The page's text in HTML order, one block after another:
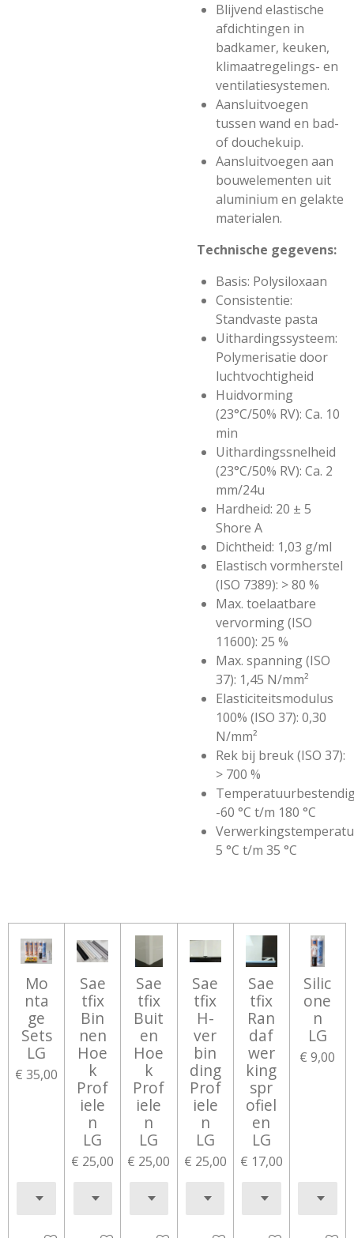
Blijvend elastische
afdichtingen in
badkamer, keuken,
klimaatregelings- en
ventilatiesystemen.
Aansluitvoegen
tussen wand en bad-
of douchekuip.
Aansluitvoegen aan
bouwelementen uit
aluminium en gelakte
materialen.
Technische gegevens:
Basis: Polysiloxaan
Consistentie:
Standvaste pasta
Uithardingssysteem:
Polymerisatie door
luchtvochtigheid
Huidvorming
(23°C/50% RV): Ca. 10
min
Uithardingssnelheid
(23°C/50% RV): Ca. 2
mm/24u
Hardheid: 20 ± 5
Shore A
Dichtheid: 1,03 g/ml
Elastisch vormherstel
(ISO 7389): > 80 %
Max. toelaatbare
vervorming (ISO
11600): 25 %
Max. spanning (ISO
37): 1,45 N/mm²
Elasticiteitsmodulus
100% (ISO 37): 0,30
N/mm²
Rek bij breuk (ISO 37):
> 700 %
-60 °C t/m 180 °C
5 °C t/m 35 °C
Mo
nta
ge
Sets
LG
€ 35,00
Sae
tfix
Bin
nen
Hoe
k
Prof
iele
n
LG
€ 25,00
Sae
tfix
Buit
en
Hoe
k
Prof
iele
n
LG
€ 25,00
Sae
tfix
H-
ver
bin
ding
Prof
iele
n
LG
€ 25,00
Sae
tfix
Ran
daf
wer
king
spr
ofiel
en
LG
€ 17,00
Silic
one
n
LG
€ 9,00